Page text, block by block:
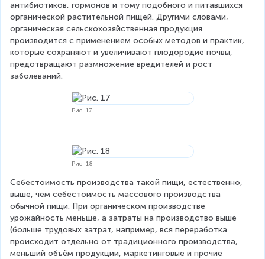
антибиотиков, гормонов и тому подобного и питавшихся
органической растительной пищей. Другими словами,
органическая сельскохозяйственная продукция
производится с применением особых методов и практик,
которые сохраняют и увеличивают плодородие почвы,
предотвращают размножение вредителей и рост
заболеваний.
Рис. 17
Рис. 18
Себестоимость производства такой пищи, естественно,
выше, чем себестоимость массового производства
обычной пищи. При органическом производстве
урожайность меньше, а затраты на производство выше
(больше трудовых затрат, например, вся переработка
происходит отдельно от традиционного производства,
меньший объём продукции, маркетинговые и прочие